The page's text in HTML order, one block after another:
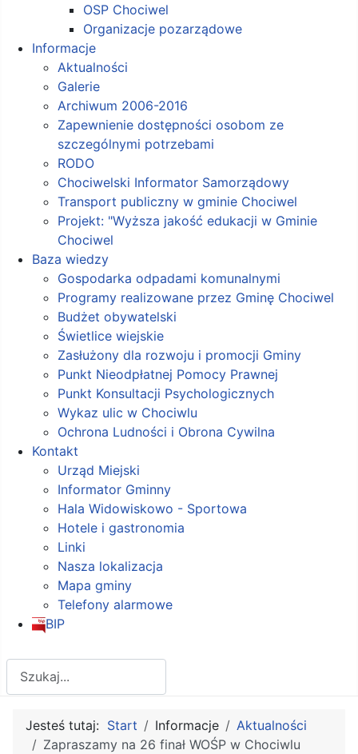
OSP Chociwel
Organizacje pozarządowe
Informacje
Aktualności
Galerie
Archiwum 2006-2016
Zapewnienie dostępności osobom ze
szczególnymi potrzebami
RODO
Chociwelski Informator Samorządowy
Transport publiczny w gminie Chociwel
Projekt: "Wyższa jakość edukacji w Gminie
Chociwel
Baza wiedzy
Gospodarka odpadami komunalnymi
Programy realizowane przez Gminę Chociwel
Budżet obywatelski
Świetlice wiejskie
Zasłużony dla rozwoju i promocji Gminy
Punkt Nieodpłatnej Pomocy Prawnej
Punkt Konsultacji Psychologicznych
Wykaz ulic w Chociwlu
Ochrona Ludności i Obrona Cywilna
Kontakt
Urząd Miejski
Informator Gminny
Hala Widowiskowo - Sportowa
Hotele i gastronomia
Linki
Nasza lokalizacja
Mapa gminy
Telefony alarmowe
BIP
Jesteś tutaj: Start Informacje
Aktualności
Zapraszamy na 26 finał WOŚP w Chociwlu